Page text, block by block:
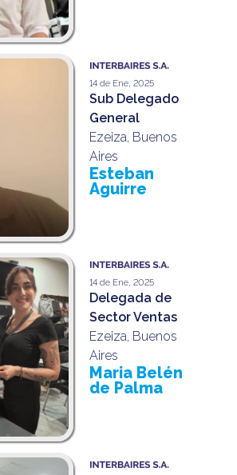
14 de Ene, 2025
Sub Delegado
General
Ezeiza, Buenos
Aires
Esteban
Aguirre
14 de Ene, 2025
Delegada de
Sector Ventas
Ezeiza, Buenos
Aires
Maria Belén
de Palma